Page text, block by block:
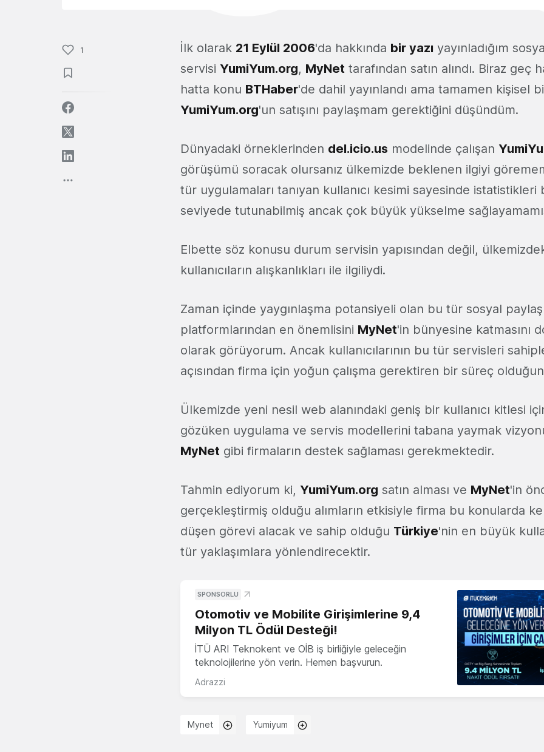
1 İlk olarak 21 Eylül 2006'da hakkında bir yazı yayınladığım
servisi YumiYum.org, MyNet tarafından satın alındı. Biraz geç
hatta konu BTHaber'de dahil yayınlandı ama tamamen kişisel
YumiYum.org'un satışını paylaşmam gerektiğini düşündüm.
Dünyadaki örneklerinden del.icio.us modelinde çalışan
görüşümü soracak olursanız ülkemizde beklenen ilgiyi
tür uygulamaları tanıyan kullanıcı kesimi sayesinde istatistikleri
seviyede tutunabilmiş ancak çok büyük yükselme
Elbette söz konusu durum servisin yapısından değil,
kullanıcıların alışkanlıkları ile ilgiliydi.
Zaman içinde yaygınlaşma potansiyeli olan bu tür sosyal
platformlarından en önemlisini MyNet'in bünyesine katmasını
olarak görüyorum. Ancak kullanıcılarının bu tür servisleri
açısından firma için yoğun çalışma gerektiren bir süreç
Ülkemizde yeni nesil web alanındaki geniş bir kullanıcı kitlesi
gözüken uygulama ve servis modellerini tabana yaymak
MyNet gibi firmaların destek sağlaması gerekmektedir.
Tahmin ediyorum ki, YumiYum.org satın alması ve MyNet'in
gerçekleştirmiş olduğu alımların etkisiyle firma bu konularda
düşen görevi alacak ve sahip olduğu Türkiye'nin en büyük
tür yaklaşımlara yönlendirecektir.
SPONSORLU
Otomotiv ve Mobilite Girişimlerine 9,4
Milyon TL Ödül Desteği!
İTÜ ARI Teknokent ve OİB iş birliğiyle geleceğin
teknolojilerine yön verin. Hemen başvurun.
Adrazzi
Mynet Yumiyum